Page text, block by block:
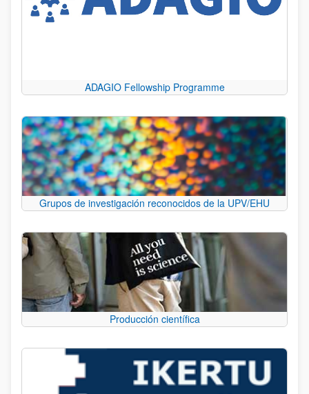
ADAGIO Fellowship Programme
Grupos de investigación reconocidos de la UPV/EHU
Producción científica